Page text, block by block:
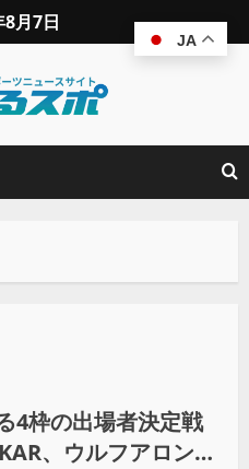
月7日
4枠の出場者決定戦
、ウルフアロン初
JA